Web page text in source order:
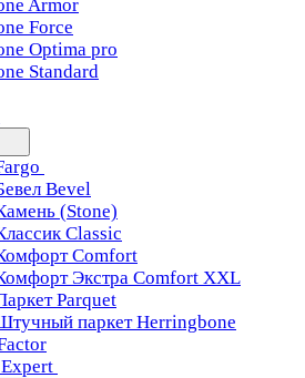
Armor
Force
Optima pro
Standard
Bevel
(Stone)
Classic
Comfort
Экстра Comfort XXL
Parquet
паркет Herringbone